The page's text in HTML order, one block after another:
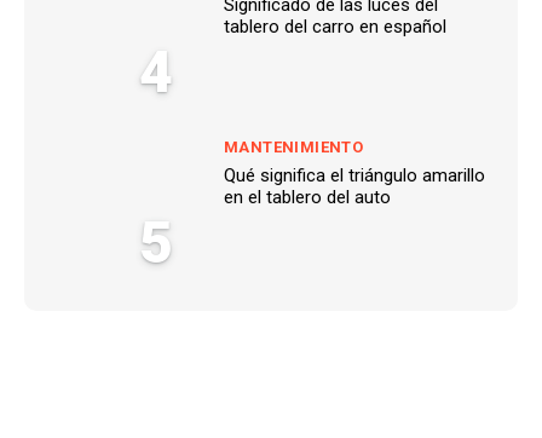
4
tablero del carro en español
5
MANTENIMIENTO
Qué significa el triángulo amarillo
en el tablero del auto